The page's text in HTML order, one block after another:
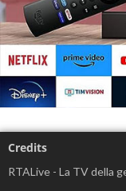
Credits
RTALive - La TV della